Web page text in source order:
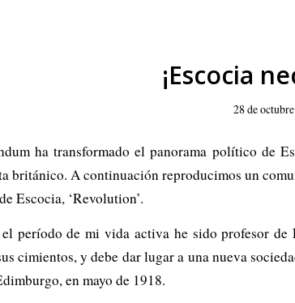
¡Escocia
28 de
ha transformado el panorama político de
británico. A continuación reproducimos un
Escocia, ‘Revolution’.
período de mi vida activa he sido profesor
cimientos, y debe dar lugar a una nueva
en mayo de 1918.